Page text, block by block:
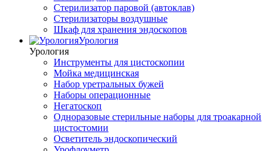
Стерилизатор паровой (автоклав)
Стерилизаторы воздушные
Шкаф для хранения эндоскопов
Урология
Урология
Инструменты для цистоскопии
Мойка медицинская
Набор уретральных бужей
Наборы операционные
Негатоскоп
Одноразовые стерильные наборы для троакарной
цистостомии
Осветитель эндоскопический